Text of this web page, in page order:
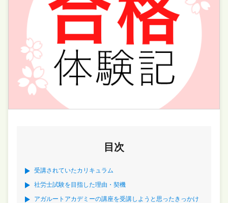
目次
受講されていたカリキュラム
社労士試験を目指した理由・契機
アガルートアカデミーの講座を受講しようと思ったきっかけ